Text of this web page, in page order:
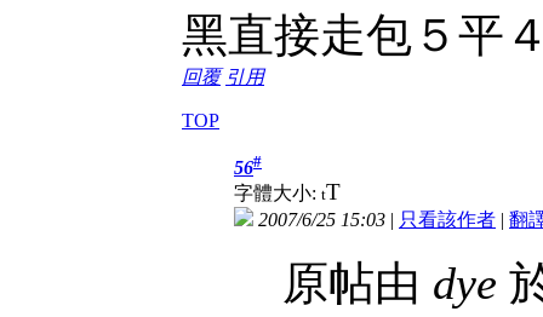
黑直接走包５平
回覆 引用
TOP
56#
字體大小: tT
2007/6/25 15:03 | 只看該作者 | 翻
原帖由 dye